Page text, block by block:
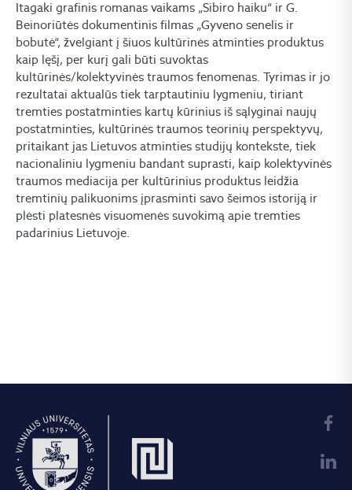
Itagaki grafinis romanas vaikams „Sibiro haiku“ ir G.
Beinoriūtės dokumentinis filmas „Gyveno senelis ir
bobutė“, žvelgiant į šiuos kultūrinės atminties produktus
kaip lęšį, per kurį gali būti suvoktas
kultūrinės/kolektyvinės traumos fenomenas. Tyrimas ir jo
rezultatai aktualūs tiek tarptautiniu lygmeniu, tiriant
tremties postatminties kartų kūrinius iš sąlyginai naujų
postatminties, kultūrinės traumos teorinių perspektyvų,
pritaikant jas Lietuvos atminties studijų kontekste, tiek
nacionaliniu lygmeniu bandant suprasti, kaip kolektyvinės
traumos mediacija per kultūrinius produktus leidžia
tremtinių palikuonims įprasminti savo šeimos istoriją ir
plėsti platesnės visuomenės suvokimą apie tremties
padarinius Lietuvoje.